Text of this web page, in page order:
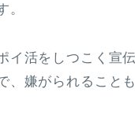
。
イ活をしつこく宣
、嫌がられることも